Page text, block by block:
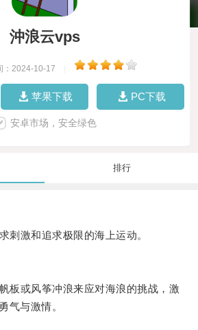
沖浪云vps
：2024-10-17
苹果下载 PC下载
安卓市场，安全绿色
排行
激和追求极限的海上运动。
或风筝冲浪来应对海浪的挑战，激
气与激情。